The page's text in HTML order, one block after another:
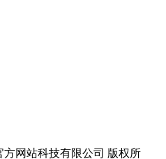
方网站科技有限公司 版权所